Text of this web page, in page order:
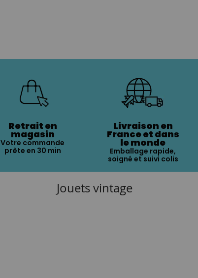
Retrait en
magasin
Votre commande
prête en 30 min
Livraison en
France et dans
le monde
Emballage rapide,
soigné et suivi colis
Jouets vintage